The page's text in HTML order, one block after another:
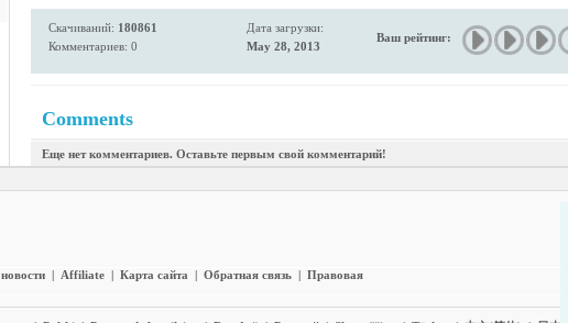
Скачиваний: 180861
Комментариев: 0
Дата загрузки:
May 28, 2013
Ваш рейтинг:
Comments
Еще нет комментариев. Оставьте первым свой комментарий!
| Affiliate | Карта сайта | Обратная связь | Правовая